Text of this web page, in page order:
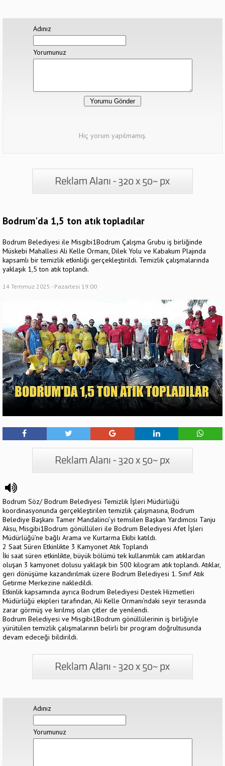
Adınız
Yorumunuz
Hiç yorum yapılmamış.
Bodrum'da 1,5 ton atık topladılar
Bodrum Belediyesi ile Misgibi1Bodrum Çalışma Grubu iş birliğinde
Müskebi Mahallesi Ali Kelle Ormanı, Dilek Yolu ve Kabakum Plajında
kapsamlı bir temizlik etkinliği gerçekleştirildi. Temizlik çalışmalarında
yaklaşık 1,5 ton atık toplandı.
14 Temmuz 2025 - Pazartesi 19:00
Bodrum Söz/ Bodrum Belediyesi Temizlik İşleri Müdürlüğü
koordinasyonunda gerçekleştirilen temizlik çalışmasına, Bodrum
Belediye Başkanı Tamer Mandalinci’yi temsilen Başkan Yardımcısı Tanju
Aksu, Misgibi1Bodrum gönüllüleri ile Bodrum Belediyesi Afet İşleri
Müdürlüğü’ne bağlı Arama ve Kurtarma Ekibi katıldı.
2 Saat Süren Etkinlikte 3 Kamyonet Atık Toplandı
İki saat süren etkinlikte, büyük bölümü tek kullanımlık cam atıklardan
oluşan 3 kamyonet dolusu yaklaşık bin 500 kilogram atık toplandı. Atıklar,
geri dönüşüme kazandırılmak üzere Bodrum Belediyesi 1. Sınıf Atık
Getirme Merkezine nakledildi.
Etkinlik kapsamında ayrıca Bodrum Belediyesi Destek Hizmetleri
Müdürlüğü ekipleri tarafından, Ali Kelle Ormanı’ndaki seyir terasında
zarar görmüş ve kırılmış olan çitler de yenilendi.
Bodrum Belediyesi ve Misgibi1Bodrum gönüllülerinin iş birliğiyle
yürütülen temizlik çalışmalarının belirli bir program doğrultusunda
devam edeceği bildirildi.
Adınız
Yorumunuz